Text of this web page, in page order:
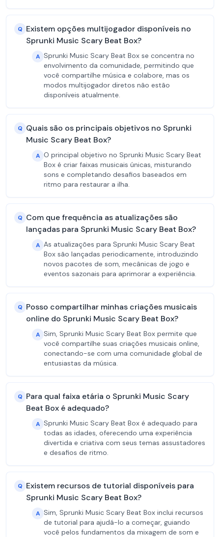
Q Existem opções multijogador disponíveis no
Sprunki Music Scary Beat Box?
A Sprunki Music Scary Beat Box se concentra no
envolvimento da comunidade, permitindo que
você compartilhe música e colabore, mas os
modos multijogador diretos não estão
disponíveis atualmente.
Q Quais são os principais objetivos no Sprunki
Music Scary Beat Box?
A O principal objetivo no Sprunki Music Scary Beat
Box é criar faixas musicais únicas, misturando
sons e completando desafios baseados em
ritmo para restaurar a ilha.
Q Com que frequência as atualizações são
lançadas para Sprunki Music Scary Beat Box?
A As atualizações para Sprunki Music Scary Beat
Box são lançadas periodicamente, introduzindo
novos pacotes de som, mecânicas de jogo e
eventos sazonais para aprimorar a experiência.
Q Posso compartilhar minhas criações musicais
online do Sprunki Music Scary Beat Box?
A Sim, Sprunki Music Scary Beat Box permite que
você compartilhe suas criações musicais online,
conectando-se com uma comunidade global de
entusiastas da música.
Q Para qual faixa etária o Sprunki Music Scary
Beat Box é adequado?
A Sprunki Music Scary Beat Box é adequado para
todas as idades, oferecendo uma experiência
divertida e criativa com seus temas assustadores
e desafios de ritmo.
Q Existem recursos de tutorial disponíveis para
Sprunki Music Scary Beat Box?
A Sim, Sprunki Music Scary Beat Box inclui recursos
de tutorial para ajudá-lo a começar, guiando
você pelos fundamentos da mixagem de som e